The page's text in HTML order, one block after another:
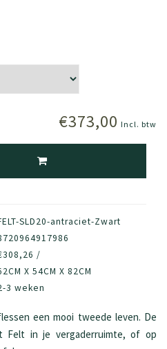
€373,00 Incl. btw
SLD20-antraciet-Zwart
/
X 54CM X 82CM
3 weken
een mooi tweede leven. De
Felt in je vergaderruimte, of op